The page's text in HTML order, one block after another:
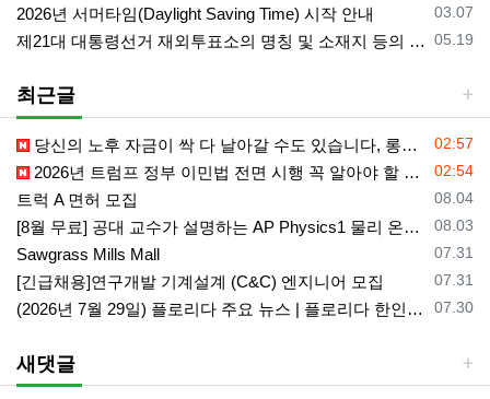
등록일
03.07
2026년 서머타임(Daylight Saving Time) 시작 안내
등록일
05.19
제21대 대통령선거 재외투표소의 명칭 및 소재지 등의 공고/올랜도 제외 투표소
최근글
등록일
02:57
당신의 노후 자금이 싹 다 날아갈 수도 있습니다, 롱텀케어 준비 하기
등록일
02:54
2026년 트럼프 정부 이민법 전면 시행 꼭 알아야 할 4가지!!
등록일
08.04
트럭 A 면허 모집
등록일
08.03
[8월 무료] 공대 교수가 설명하는 AP Physics1 물리 온라인 강의
등록일
07.31
Sawgrass Mills Mall
등록일
07.31
[긴급채용]연구개발 기계설계 (C&C) 엔지니어 모집
등록일
07.30
(2026년 7월 29일) 플로리다 주요 뉴스 | 플로리다 한인 닷컴
새댓글